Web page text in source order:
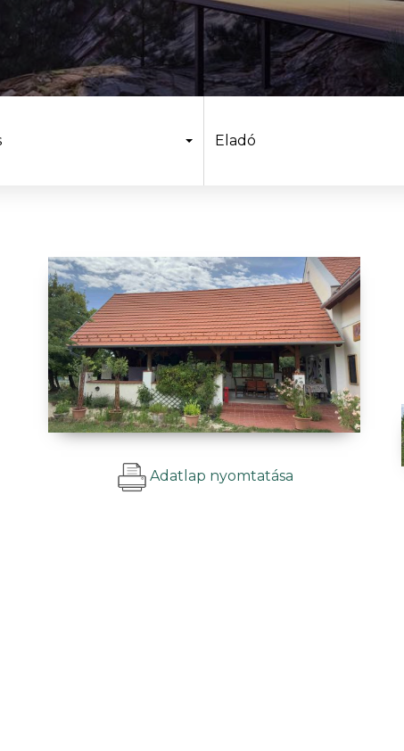
Eladó
Adatlap nyomtatása